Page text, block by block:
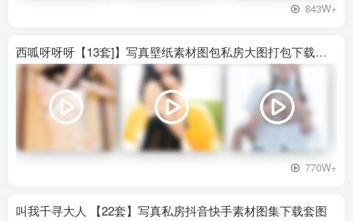
843W+
西呱呀呀呀【13套]】写真壁纸素材图包私房大图打包下载百度网盘
770W+
叫我千寻大人 【22套】写真私房抖音快手素材图集下载套图